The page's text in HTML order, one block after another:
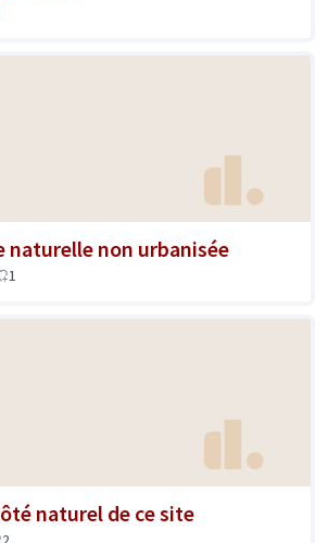
naturelle non urbanisée
1
naturel de ce site